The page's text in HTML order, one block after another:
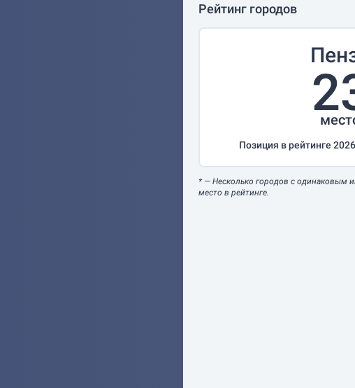
Рейтинг городов
Позиция в рейтинге
*— Несколько городов с одинаковым
место в рейтинге.